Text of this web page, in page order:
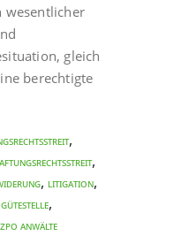
wesentlicher
gleich
berechtigte
,
,
, Litigation,
,
ZPO Anwälte